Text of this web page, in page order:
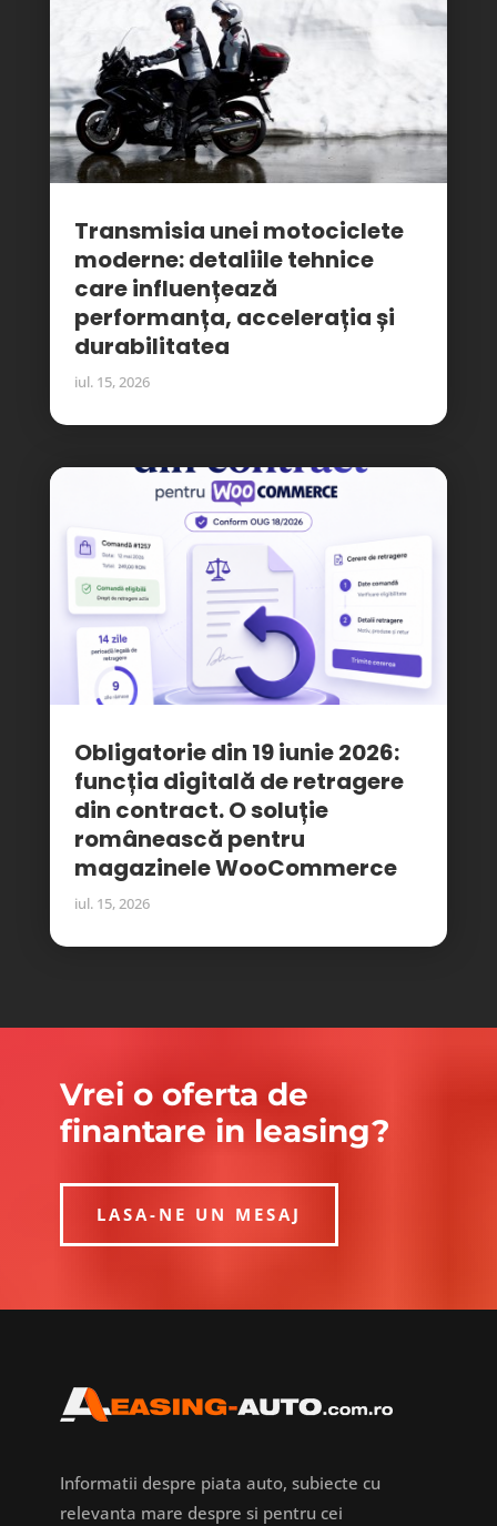
Transmisia unei motociclete
moderne: detaliile tehnice
care influențează
performanța, accelerația și
durabilitatea
iul. 15, 2026
Obligatorie din 19 iunie 2026:
funcția digitală de retragere
din contract. O soluție
românească pentru
magazinele WooCommerce
iul. 15, 2026
Vrei o oferta de
finantare in leasing?
LASA-NE UN MESAJ
Informatii despre piata auto, subiecte cu
relevanta mare despre si pentru cei